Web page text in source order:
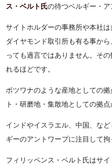
ス・ベルト氏の待つベルギー・ア
サイトホルダーの事務所や本社
ダイヤモンド取引所も有る事か
っても過言ではありません。そ
れるほどです。
ボツワナのような産地としての
ト・研磨地・集散地としての拠
インドやイスラエル、中国、な
ギーのアントワープに注目して拘
フィリッペンス・ベルト氏はサ